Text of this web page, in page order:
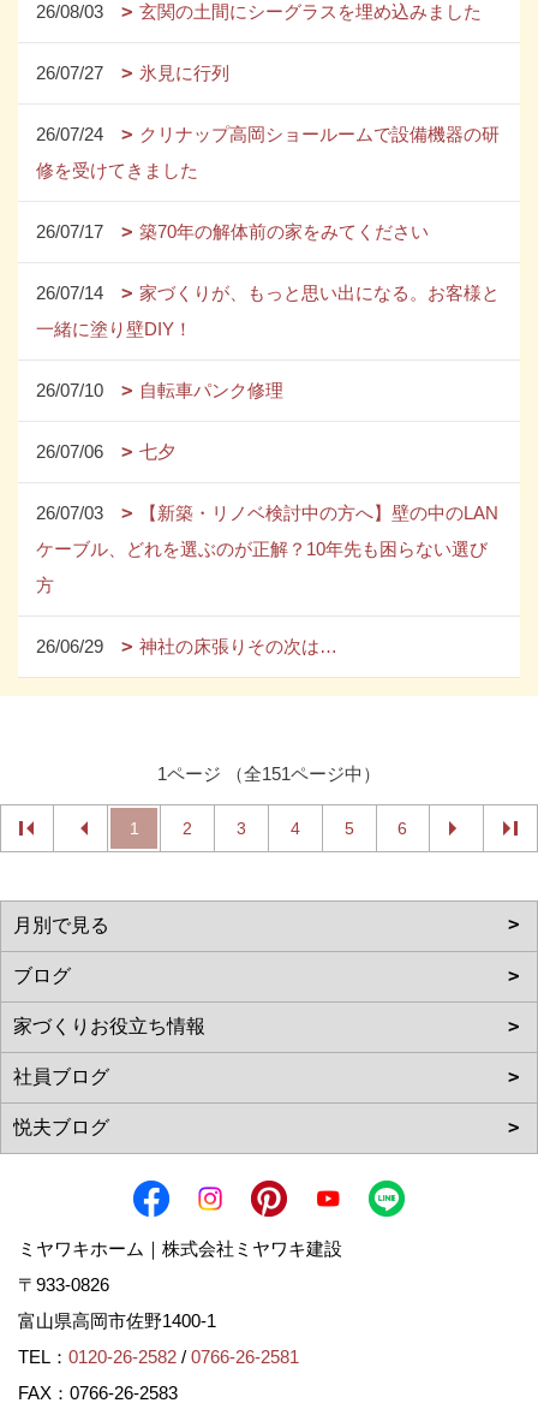
26/08/03 玄関の土間にシーグラスを埋め込みました
26/07/27 氷見に行列
26/07/24
クリナップ高岡ショールームで設備機器の研
修を受けてきました
26/07/17 築70年の解体前の家をみてください
26/07/14
家づくりが、もっと思い出になる。お客様と
一緒に塗り壁DIY！
26/07/10 自転車パンク修理
26/07/06 七夕
26/07/03
【新築・リノベ検討中の方へ】壁の中のLAN
ケーブル、どれを選ぶのが正解？10年先も困らない選び
方
26/06/29 神社の床張りその次は…
1ページ （全151ページ中）
1 2 3 4 5 6
ミヤワキホーム｜株式会社ミヤワキ建設
〒933-0826
富山県高岡市佐野1400-1
TEL： 0120-26-2582 / 0766-26-2581
FAX：0766-26-2583